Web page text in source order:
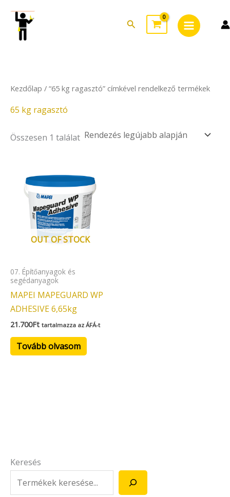
content
Search
Menu
Keresés
Kezdőlap / “65 kg ragasztó” címkével rendelkező termékek
65 kg ragasztó
Összesen 1 találat
OUT OF STOCK
07. Építőanyagok és
segédanyagok
MAPEI MAPEGUARD WP
ADHESIVE 6,65kg
21.700Ft tartalmazza az ÁFÁ-t
Tovább olvasom